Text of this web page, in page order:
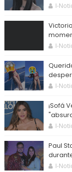
I-
I-
I-
¡Sofá
I-
Paul
I-